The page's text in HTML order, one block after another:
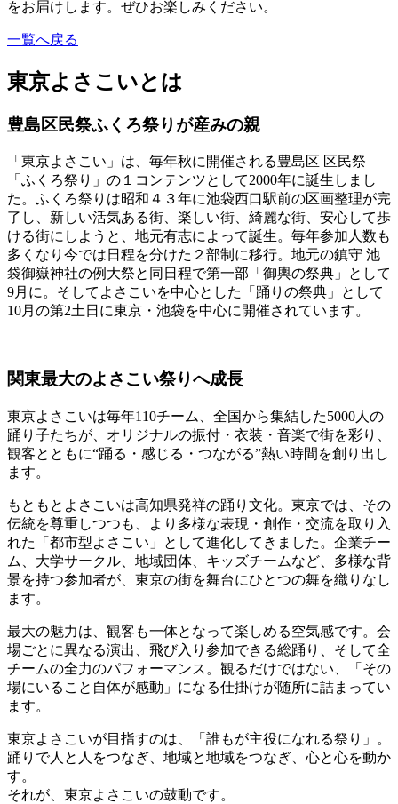
をお届けします。ぜひお楽しみください。
一覧へ戻る
東京よさこいとは
豊島区民祭ふくろ祭りが産みの親
「東京よさこい」は、毎年秋に開催される豊島区 区民祭
「ふくろ祭り」の１コンテンツとして2000年に誕生しまし
た。ふくろ祭りは昭和４３年に池袋西口駅前の区画整理が完
了し、新しい活気ある街、楽しい街、綺麗な街、安心して歩
ける街にしようと、地元有志によって誕生。毎年参加人数も
多くなり今では日程を分けた２部制に移行。地元の鎮守 池
袋御嶽神社の例大祭と同日程で第一部「御輿の祭典」として
9月に。そしてよさこいを中心とした「踊りの祭典」として
10月の第2土日に東京・池袋を中心に開催されています。
関東最大のよさこい祭りへ成長
東京よさこいは毎年110チーム、全国から集結した5000人の
踊り子たちが、オリジナルの振付・衣装・音楽で街を彩り、
観客とともに“踊る・感じる・つながる”熱い時間を創り出し
ます。
もともとよさこいは高知県発祥の踊り文化。東京では、その
伝統を尊重しつつも、より多様な表現・創作・交流を取り入
れた「都市型よさこい」として進化してきました。企業チー
ム、大学サークル、地域団体、キッズチームなど、多様な背
景を持つ参加者が、東京の街を舞台にひとつの舞を織りなし
ます。
最大の魅力は、観客も一体となって楽しめる空気感です。会
場ごとに異なる演出、飛び入り参加できる総踊り、そして全
チームの全力のパフォーマンス。観るだけではない、「その
場にいること自体が感動」になる仕掛けが随所に詰まってい
ます。
東京よさこいが目指すのは、「誰もが主役になれる祭り」。
踊りで人と人をつなぎ、地域と地域をつなぎ、心と心を動か
す。
それが、東京よさこいの鼓動です。